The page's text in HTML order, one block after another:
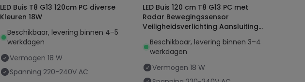
LED Buis T8 G13 120cm PC diverse
Kleuren 18W
Beschikbaar, levering binnen 4–5
werkdagen
Vermogen 18 W
Spanning 220-240V AC
LED Buis 120 cm T8 G13 PC met
Radar Bewegingssensor
Veiligheidsverlichting Aansluiting
Beschikbaar, levering binnen 3–4
werkdagen
Vermogen 18 W